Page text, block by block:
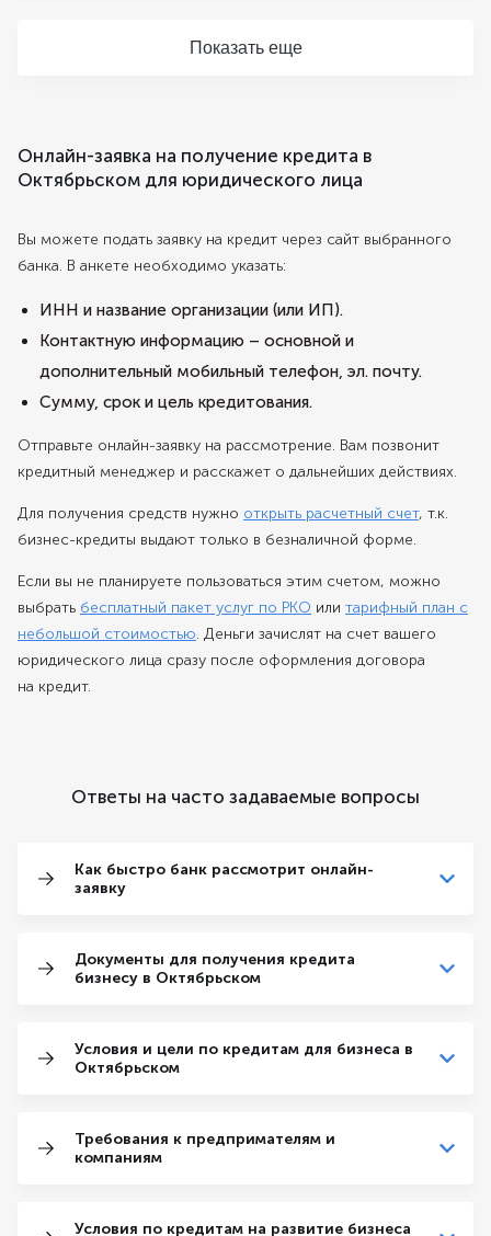
Показать еще
Онлайн-заявка на получение кредита в
Октябрьском для юридического лица
Вы можете подать заявку на кредит через сайт выбранного
банка. В анкете необходимо указать:
ИНН и название организации (или ИП).
Контактную информацию – основной и
дополнительный мобильный телефон, эл. почту.
Сумму, срок и цель кредитования.
Отправьте онлайн-заявку на рассмотрение. Вам позвонит
кредитный менеджер и расскажет о дальнейших действиях.
Для получения средств нужно открыть расчетный счет, т.к.
бизнес-кредиты выдают только в безналичной форме.
Если вы не планируете пользоваться этим счетом, можно
выбрать бесплатный пакет услуг по РКО или тарифный план с
небольшой стоимостью. Деньги зачислят на счет вашего
юридического лица сразу после оформления договора
на кредит.
Ответы на часто задаваемые вопросы
Как быстро банк рассмотрит онлайн-
заявку
Документы для получения кредита
бизнесу в Октябрьском
Условия и цели по кредитам для бизнеса в
Октябрьском
Требования к предпримателям и
компаниям
Условия по кредитам на развитие бизнеса